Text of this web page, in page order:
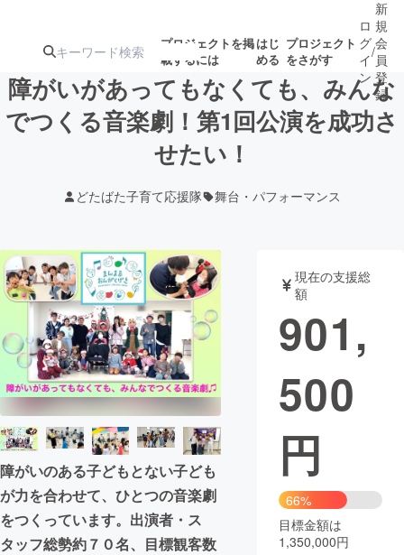
プロジェクトを掲
載するには
はじ
める
プロジェクト
をさがす
注目の新着プロ 募集終了が近いプ
テクノロジー・ガジェット
映像・映画 書籍・雑誌
ビジネス・起業 チャレンジ
まちづくり・地域活性化
CAMPFIRE for Social Good
CAMPFIRE Creation
CAMPFIREふるさと納税
コミュニティ
ロ
グ
イ
ン
/
新
規
会
員
登
録
障がいがあってもなくても、みんな
でつくる音楽劇！第1回公演を成功さ
せたい！
どたばた子育て応援隊 舞台・パフォーマンス
障がいのある子どもとない子ども
が力を合わせて、ひとつの音楽劇
をつくっています。出演者・ス
タッフ総勢約７０名、目標観客数
現在の支援総
額
901,
500
円
66%
目標金額は
1,350,000円